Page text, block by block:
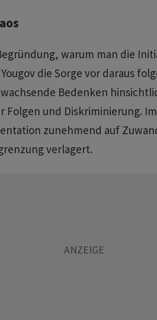
warum man die
die Sorge vor daraus
Bedenken
Folgen und Diskriminierung.
zunehmend auf
verlagert.